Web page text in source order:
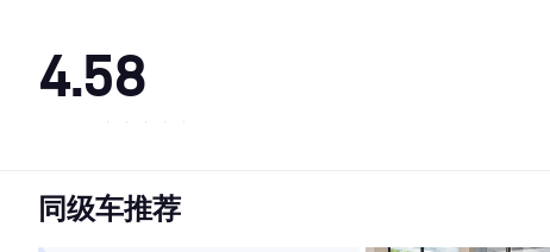
4.58
·内饰表现一般，低于55%同级车
·空间表现一般，低于73%同级车
同级车推荐